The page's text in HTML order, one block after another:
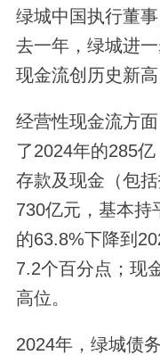
绿城中国执行董
去一年，绿城进
现金流创历史新高
经营性现金流方
了2024年的285
存款及现金（包
730亿元，基本持
的63.8%下降到
7.2个百分点；现
高位。
2024年，绿城债